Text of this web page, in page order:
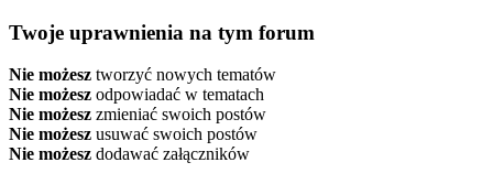
Twoje uprawnienia na tym forum
Nie możesz tworzyć nowych tematów
Nie możesz odpowiadać w tematach
Nie możesz zmieniać swoich postów
Nie możesz usuwać swoich postów
Nie możesz dodawać załączników